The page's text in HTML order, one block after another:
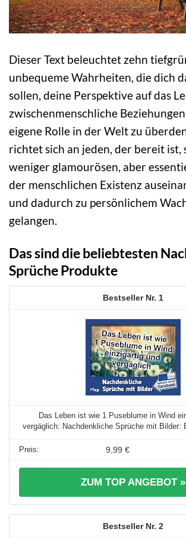
Dieser Text beleuchtet zehn
unbequeme Wahrheiten, die dich
sollen, deine Perspektive auf das
zwischenmenschliche
eigene Rolle in der Welt zu
richtet sich an jeden, der bereit ist,
weniger glamourösen, aber
der menschlichen Existenz
und dadurch zu persönlichem
gelangen.
Das sind die beliebtesten
Sprüche Produkte
1
Das Leben ist wie 1 Puseblume in Wind
vergäglich: Nachdenkliche Sprüche mit Bilder:
9,99 €
ZUM TOP ANGEBOT »
2